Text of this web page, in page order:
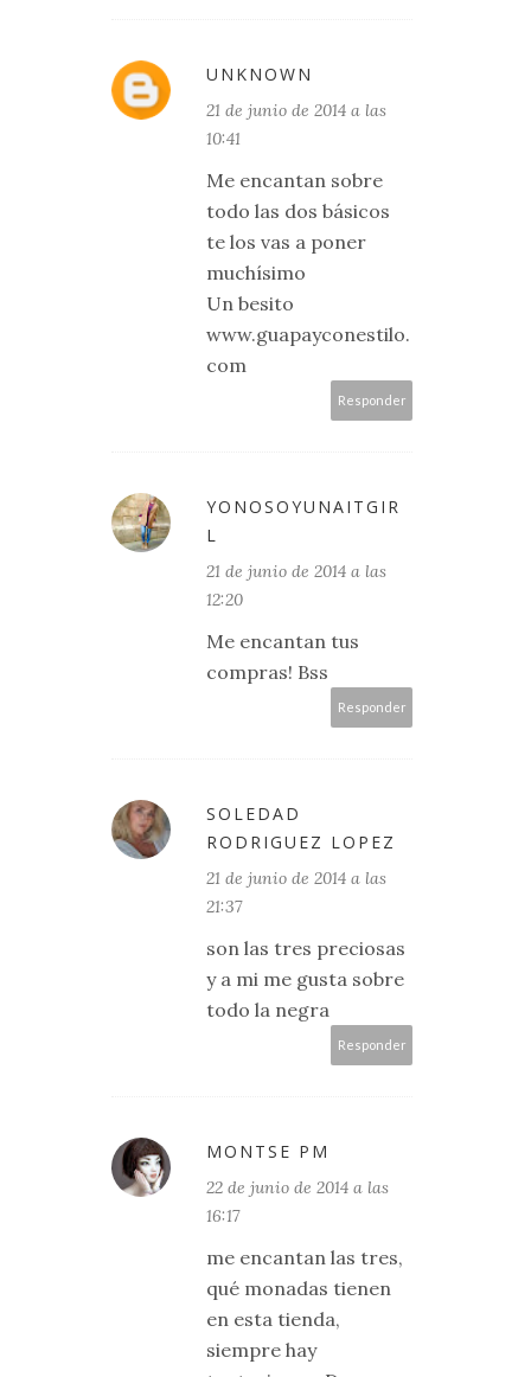
UNKNOWN
21 de junio de 2014 a las
10:41
Me encantan sobre
todo las dos básicos
te los vas a poner
muchísimo
Un besito
www.guapayconestilo.
com
Responder
YONOSOYUNAITGIR
L
21 de junio de 2014 a las
12:20
Me encantan tus
compras! Bss
Responder
SOLEDAD
RODRIGUEZ LOPEZ
21 de junio de 2014 a las
21:37
son las tres preciosas
y a mi me gusta sobre
todo la negra
Responder
MONTSE PM
22 de junio de 2014 a las
16:17
me encantan las tres,
qué monadas tienen
en esta tienda,
siempre hay